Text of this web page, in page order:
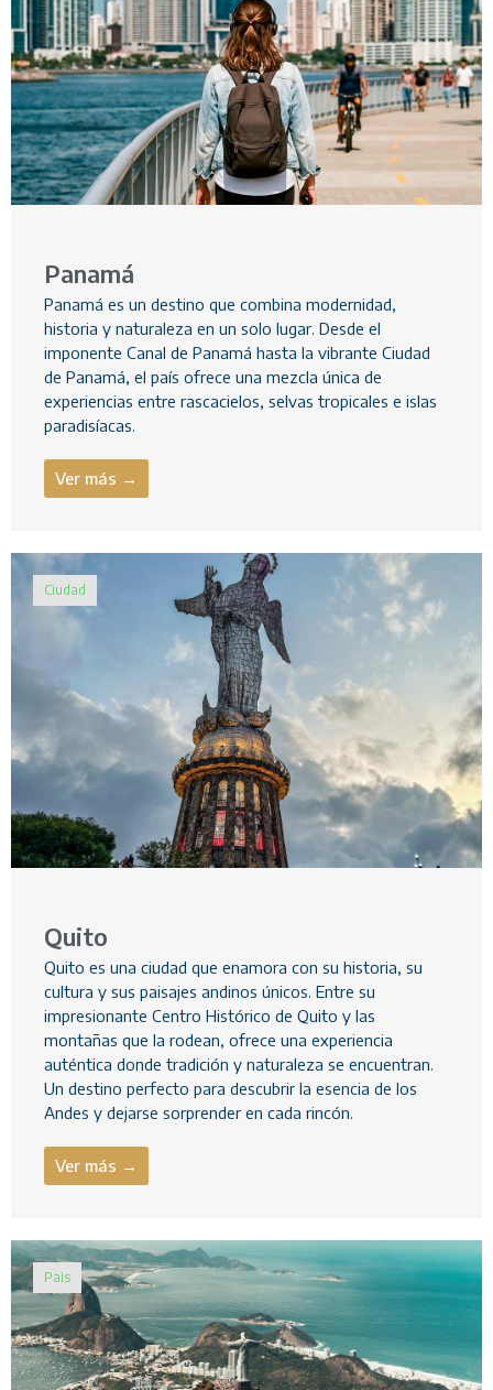
Panamá
Panamá es un destino que combina modernidad,
historia y naturaleza en un solo lugar. Desde el
imponente Canal de Panamá hasta la vibrante Ciudad
de Panamá, el país ofrece una mezcla única de
experiencias entre rascacielos, selvas tropicales e islas
paradisíacas.
Ver más →
Ciudad
Quito
Quito es una ciudad que enamora con su historia, su
cultura y sus paisajes andinos únicos. Entre su
impresionante Centro Histórico de Quito y las
montañas que la rodean, ofrece una experiencia
auténtica donde tradición y naturaleza se encuentran.
Un destino perfecto para descubrir la esencia de los
Andes y dejarse sorprender en cada rincón.
Ver más →
Pais